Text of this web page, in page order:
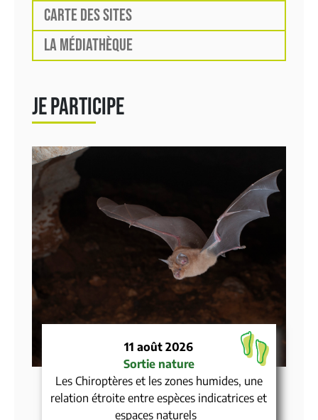
CARTE DES SITES
LA MÉDIATHÈQUE
JE PARTICIPE
11 août 2026
Sortie nature
Les Chiroptères et les zones humides, une
relation étroite entre espèces indicatrices et
espaces naturels